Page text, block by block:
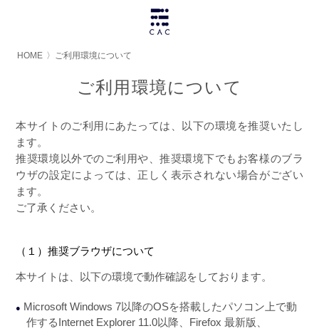
HOME 〉 ご利用環境について
ご利用環境について
本サイトのご利用にあたっては、以下の環境を推奨いたし
ます。
推奨環境以外でのご利用や、推奨環境下でもお客様のブラ
ウザの設定によっては、正しく表示されない場合がござい
ます。
ご了承ください。
（１）推奨ブラウザについて
本サイトは、以下の環境で動作確認をしております。
Microsoft Windows 7以降のOSを搭載したパソコン上で動
作するInternet Explorer 11.0以降、Firefox 最新版、